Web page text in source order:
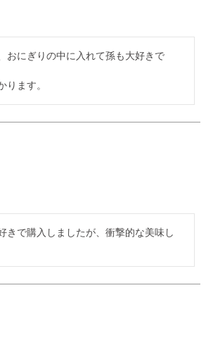
おにぎりの中に入れて孫も大好きで
ります。
きで購入しましたが、衝撃的な美味し